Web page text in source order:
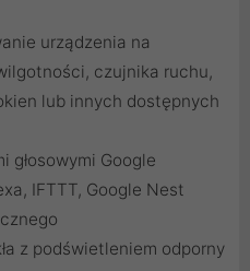
urządzenia na
czujnika ruchu,
lub innych dostępnych
głosowymi Google
IFTTT, Google Nest
z podświetleniem odporny